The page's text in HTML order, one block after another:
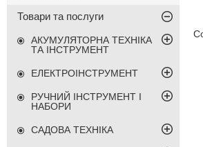
Товари та послуги
АКУМУЛЯТОРНА ТЕХНІКА
ТА ІНСТРУМЕНТ
ЕЛЕКТРОІНСТРУМЕНТ
РУЧНИЙ ІНСТРУМЕНТ І
НАБОРИ
САДОВА ТЕХНІКА